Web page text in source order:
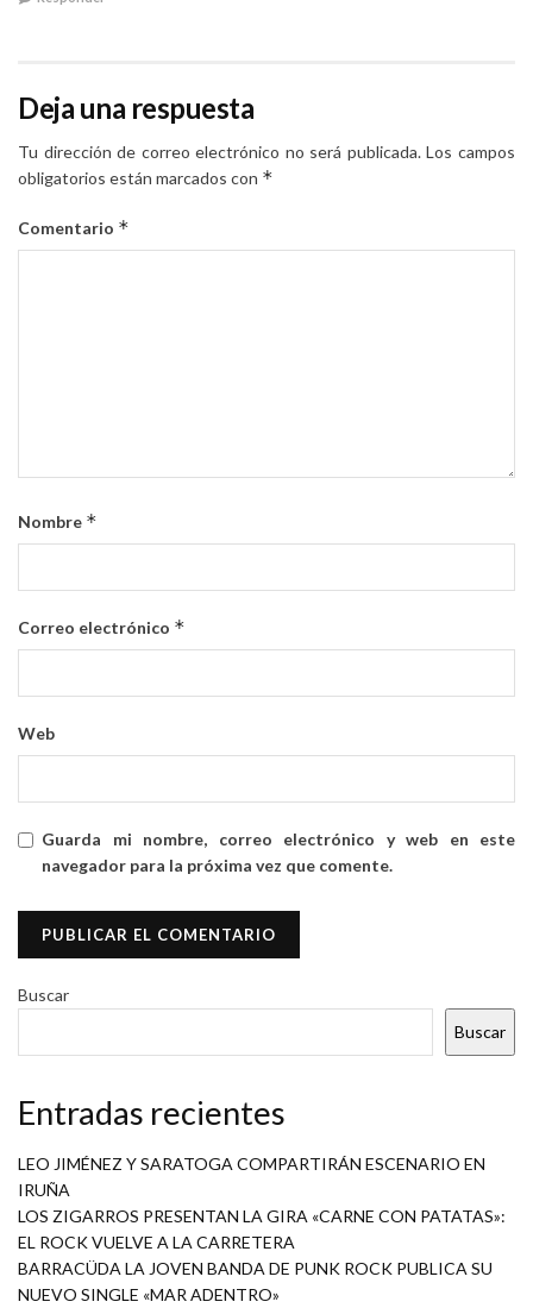
Deja una respuesta
Tu dirección de correo electrónico no será publicada. Los campos
obligatorios están marcados con *
Comentario *
Nombre *
Correo electrónico *
Web
Guarda mi nombre, correo electrónico y web en este
navegador para la próxima vez que comente.
Buscar
Buscar
Entradas recientes
LEO JIMÉNEZ Y SARATOGA COMPARTIRÁN ESCENARIO EN
IRUÑA
LOS ZIGARROS PRESENTAN LA GIRA «CARNE CON PATATAS»:
EL ROCK VUELVE A LA CARRETERA
BARRACÜDA LA JOVEN BANDA DE PUNK ROCK PUBLICA SU
NUEVO SINGLE «MAR ADENTRO»